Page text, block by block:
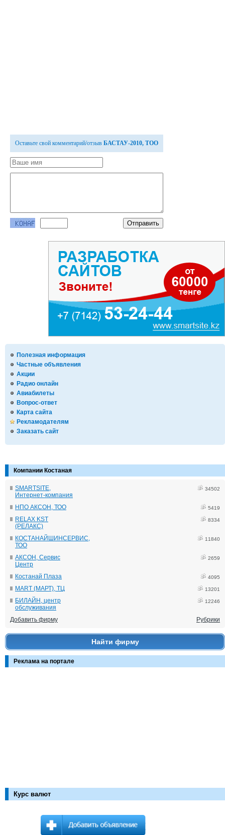
Полезная информация
Частные объявления
Акции
Радио онлайн
Авиабилеты
Вопрос-ответ
Карта сайта
Рекламодателям
Заказать сайт
Компании Костаная
SMARTSITE,
Интернет-компания
34502
НПО АКСОН, ТОО 5419
RELAX KST
(РЕЛАКС)
8334
КОСТАНАЙШИНСЕРВИС,
ТОО
11840
АКСОН, Сервис
Центр
2659
Костанай Плаза 4095
MART (МАРТ), ТЦ 13201
БИЛАЙН, центр
обслуживания
12246
Добавить фирму Рубрики
Найти фирму
Реклама на портале
Курс валют
Оставьте свой комментарий/отзыв БАСТАУ-2010, ТОО